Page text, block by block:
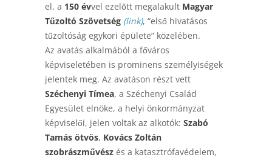
el, a 150 évvel ezelőtt megalakult Magyar
Tűzoltó Szövetség (link), “első hivatásos
tűzoltóság egykori épülete” közelében.
Az avatás alkalmából a főváros
képviseletében is prominens személyiségek
jelentek meg. Az avatáson részt vett
Széchenyi Tímea, a Széchenyi Család
Egyesület elnöke, a helyi önkormányzat
képviselői, jelen voltak az alkotók: Szabó
Tamás ötvös, Kovács Zoltán
szobrászművész és a katasztrófavédelem,